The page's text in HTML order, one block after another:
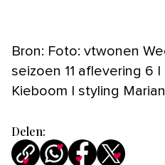
Bron: Foto: vtwonen
seizoen 11 aflevering 6
Kieboom | styling
Delen: